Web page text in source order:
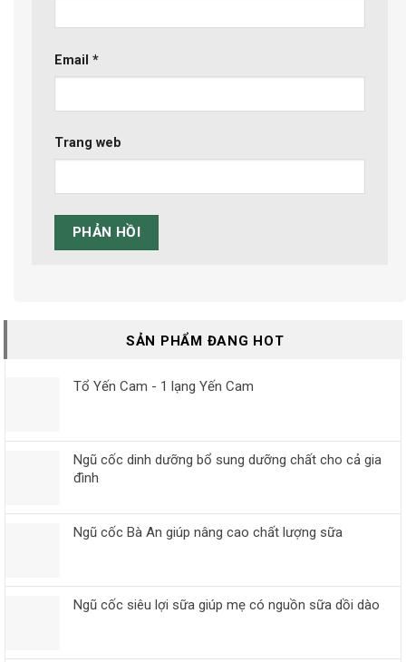
Email *
Trang web
SẢN PHẨM ĐANG HOT
Tổ Yến Cam - 1 lạng Yến Cam
Ngũ cốc dinh dưỡng bổ sung dưỡng chất cho cả gia
đình
Ngũ cốc Bà An giúp nâng cao chất lượng sữa
Ngũ cốc siêu lợi sữa giúp mẹ có nguồn sữa dồi dào